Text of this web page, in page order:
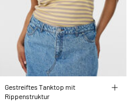
Gestreiftes Tanktop mit
Rippenstruktur